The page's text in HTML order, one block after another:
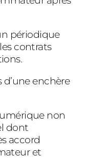
périodique
contrats
d’une enchère
non
dont
accord
et